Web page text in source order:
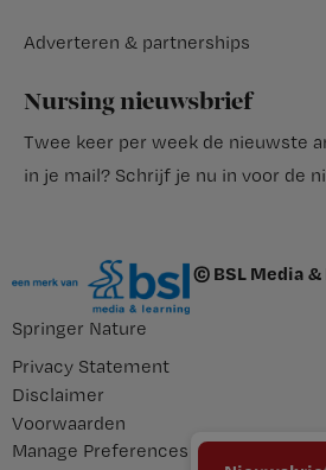
Adverteren & partnerships
Nursing nieuwsbrief
Twee keer per week de nieuwste
in je mail? Schrijf je nu in voor de
© BSL Media
Springer Nature
Privacy Statement
Disclaimer
Voorwaarden
Manage Preferences